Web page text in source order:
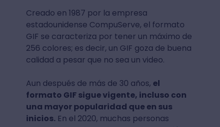
Creado en 1987 por la empresa
estadounidense CompuServe, el formato
GIF se caracteriza por tener un máximo de
256 colores; es decir, un GIF goza de buena
calidad a pesar que no sea un video.
Aun después de más de 30 años, el
formato GIF sigue vigente, incluso con
una mayor popularidad que en sus
inicios.En el 2020, muchas personas